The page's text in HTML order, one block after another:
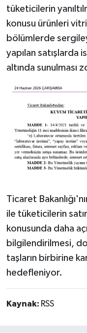
tüketicilerin
konusu ürünleri
bölümlerde
yapılan satışlarda
altında sunulması
Ticaret
ile tüketicilerin
konusunda daha
bilgilendirilmesi,
taşların birbirine
hedefleniyor.
Kaynak: RSS